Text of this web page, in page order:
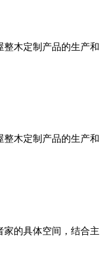
木定制产品的生产和
木定制产品的生产和
的具体空间，结合主